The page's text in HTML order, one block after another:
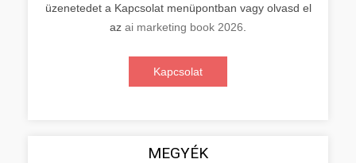
üzenetedet a Kapcsolat menüpontban vagy olvasd el
az ai marketing book 2026
Kapcsolat
MEGYÉK